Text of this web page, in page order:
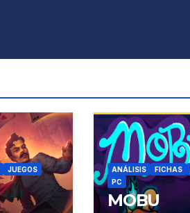
JUEGOS
ANÁLISIS FICHAS
PC
MOBU